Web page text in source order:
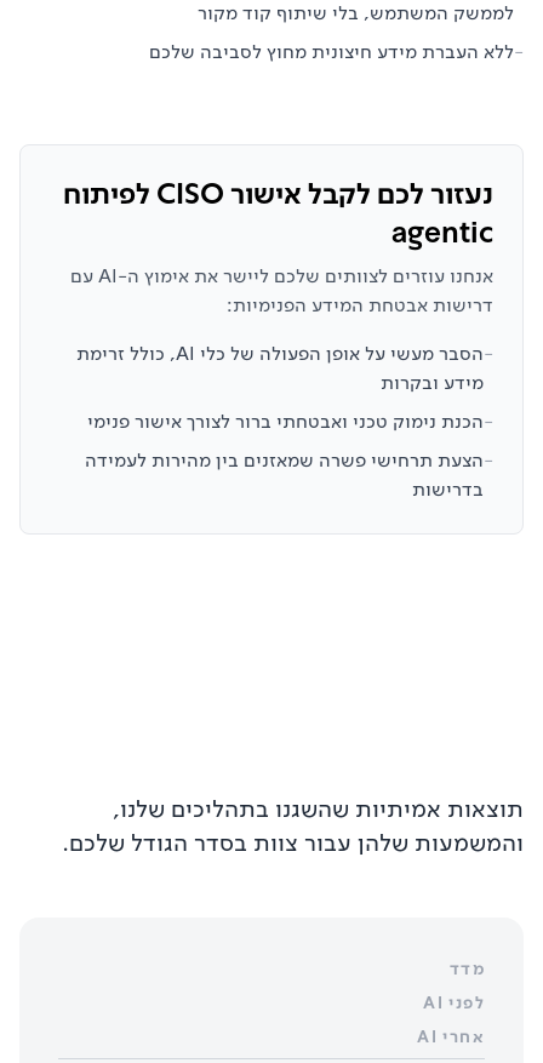
לממשק המשתמש, בלי שיתוף קוד מקור
-ללא העברת מידע חיצונית מחוץ לסביבה שלכם
נעזור לכם לקבל אישור CISO לפיתוח
agentic
אנחנו עוזרים לצוותים שלכם ליישר את אימוץ ה-AI עם
דרישות אבטחת המידע הפנימיות:
-
הסבר מעשי על אופן הפעולה של כלי AI, כולל זרימת
מידע ובקרות
-הכנת נימוק טכני ואבטחתי ברור לצורך אישור פנימי
-הצעת תרחישי פשרה שמאזנים בין מהירות לעמידה
בדרישות
תוצאות אמיתיות שהשגנו בתהליכים שלנו,
והמשמעות שלהן עבור צוות בסדר הגודל שלכם.
מדד
לפני AI
אחרי AI